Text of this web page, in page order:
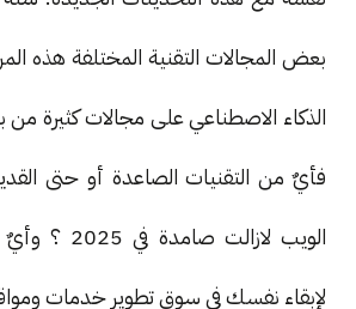
بعض المجالات التقنية المختلفة هذه
الذكاء الاصطناعي على مجالات كثيرة من
فأيٌ من التقنيات الصاعدة أو حتى
الويب
لإبقاء نفسك في سوق تطوير خدمات